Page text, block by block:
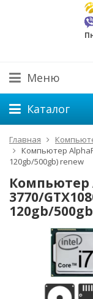
Меню
Каталог
Главная
Компьютер
120gb/500gb) renew
Компьютер
3770/
120gb/